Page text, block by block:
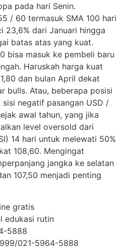
pada hari Senin.
/ 60 termasuk SMA 100 hari
23,6% dari Januari hingga
batas atas yang kuat.
bisa masuk ke pembeli baru
Haruskah harga kuat
dan bulan April dekat
bulls. Atau, beberapa posisi
negatif pasangan USD /
awal tahun, yang jika
level oversold dari
14 hari untuk melewati 50%
108,60. Mengingat
jangka ke selatan
107,50 menjadi penting
gratis
edukasi rutin
5888
021-5964-5888